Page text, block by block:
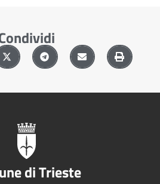
di Trieste